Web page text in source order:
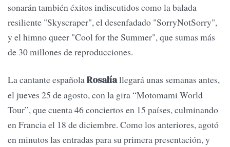
sonarán también éxitos indiscutidos como la balada
resiliente "Skyscraper", el desenfadado "SorryNotSorry",
y el himno queer "Cool for the Summer", que sumas más
de 30 millones de reproducciones.
La cantante españolaRosalíallegará unas semanas antes,
el jueves 25 de agosto, con la gira “Motomami World
Tour”, que cuenta 46 conciertos en 15 países, culminando
en Francia el 18 de diciembre. Como los anteriores, agotó
en minutos las entradas para su primera presentación, y